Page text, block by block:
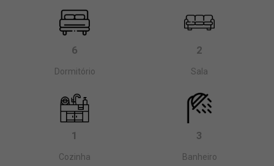
6
Dormitório
2
Sala
1
Cozinha
3
Banheiro